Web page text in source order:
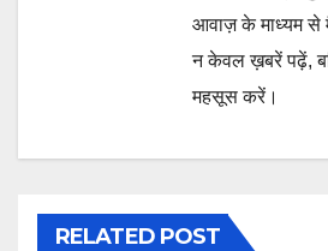
आवाज़ के माध्यम से
न केवल ख़बरें पढ़ें,
महसूस करें।
RELATED POST